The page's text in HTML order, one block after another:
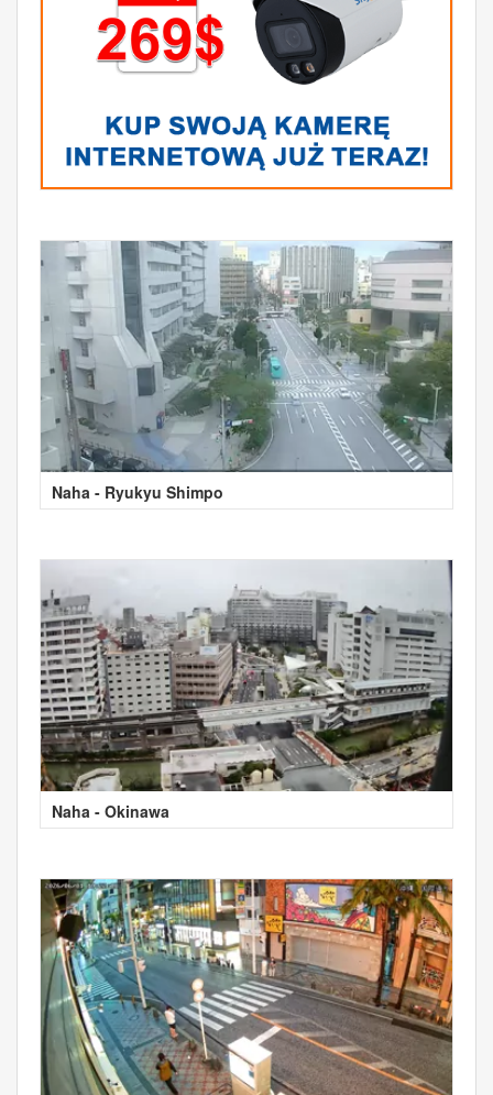
Naha - Ryukyu Shimpo
Naha - Okinawa